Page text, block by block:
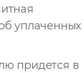
уплаченных
придется в